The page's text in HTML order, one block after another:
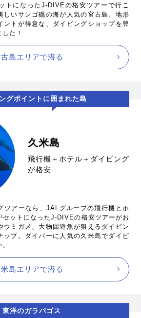
トになったJ-DIVEの格安ツアーで行こ
しいサンゴ礁の海が人気の宮古島。地形
ントが得意な、ダイビングショップを豊
た！
島エリアで潜る
グポイントに囲まれた島
久米島
飛行機＋ホテル＋ダイビング
が格安
ツアーなら、JALグループの飛行機とホ
セットになったJ-DIVEの格安ツアーがお
ウミガメ、大物回遊魚が狙えるダイビン
ップ。ダイバーに人気の久米島でダイビ
島エリアで潜る
東洋のガラパゴス